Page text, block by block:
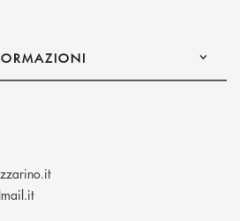
(si apre l’app di posta
(si apre l’app di posta elettronica)